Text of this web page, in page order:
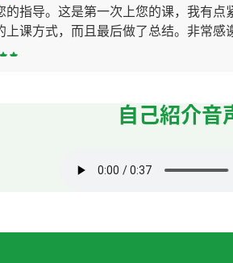
的指导。这是第一次上您的课，我有
上课方式，而且最后做了总结。非常感
教我中文！我学到了很多。下次见面。
间学到了很多，非常感谢您的悉心指
自己紹介音